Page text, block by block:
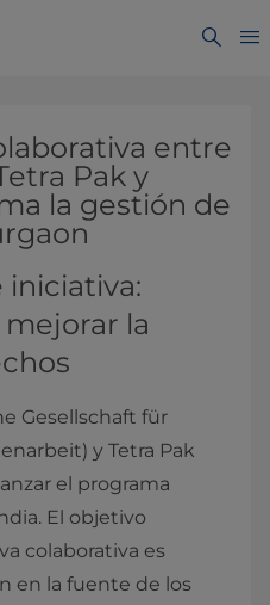
entre
Pak y
la gestión de
la
Gesellschaft für
y Tetra Pak
el programa
El objetivo
colaborativa es
en la fuente de los